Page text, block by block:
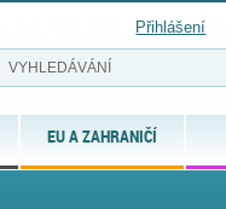
EU A ZAHRANIČÍ
Přihlášení